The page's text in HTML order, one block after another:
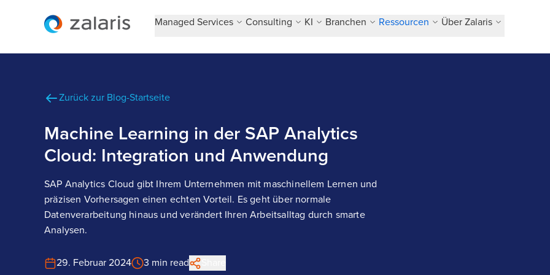
Managed Services Consulting KI Branchen Ressourcen Über Zalaris
Zurück zur Blog-Startseite
Machine Learning in der SAP Analytics
Cloud: Integration und Anwendung
SAP Analytics Cloud gibt Ihrem Unternehmen mit maschinellem Lernen und
präzisen Vorhersagen einen echten Vorteil. Es geht über normale
Datenverarbeitung hinaus und verändert Ihren Arbeitsalltag durch smarte
Analysen.
29. Februar 2024 3 min read